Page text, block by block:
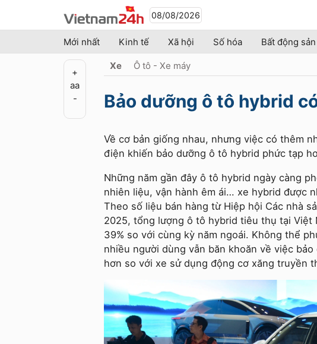
08/08/2026
Mới nhất Kinh tế Xã hội Số hóa Bất động sản
+
aa
-
Xe Ô tô - Xe máy
Bảo dưỡng ô tô hybrid
Về cơ bản giống nhau, nhưng việc có thêm
điện khiến bảo dưỡng ô tô hybrid phức tạp
Những năm gần đây ô tô hybrid ngày càng
nhiên liệu, vận hành êm ái… xe hybrid được
Theo số liệu bán hàng từ Hiệp hội Các nhà
2025, tổng lượng ô tô hybrid tiêu thụ tại Việt
39% so với cùng kỳ năm ngoái. Không thể
nhiều người dùng vẫn băn khoăn về việc
hơn so với xe sử dụng động cơ xăng truyền